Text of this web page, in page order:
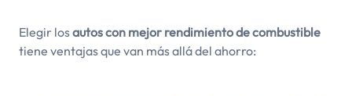
Elegir losautos con mejor rendimiento de combustible
tiene ventajas que van más allá del ahorro: